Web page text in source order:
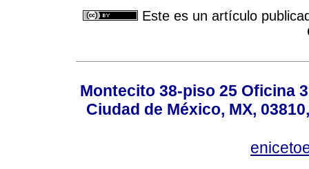
Este es un artículo
Montecito 38-piso 25 Oficina
Ciudad de México, MX,